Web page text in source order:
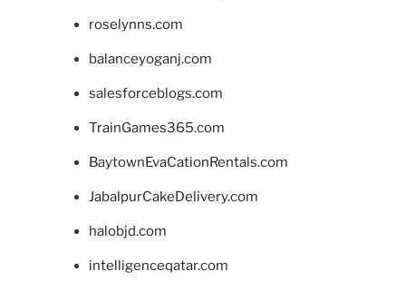
roselynns.com
balanceyoganj.com
salesforceblogs.com
TrainGames365.com
BaytownEvaCationRentals.com
JabalpurCakeDelivery.com
halobjd.com
intelligenceqatar.com